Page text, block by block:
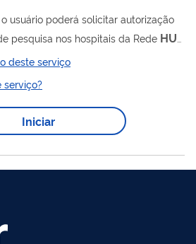
usuário poderá solicitar autorização
pesquisa nos hospitais da Rede HU
deste serviço
serviço?
Iniciar